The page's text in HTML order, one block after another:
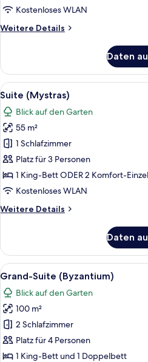
Kostenloses WLAN
Weitere Details
Weitere
Suite
(Executive)
Daten
Alle
Fotos
für
Suite
(Mystras)
anzeigen
13
Suite (Mystras)
Blick auf den Garten
55 m²
1 Schlafzimmer
Platz für 3 Personen
1 King-Bett ODER 2 Komfort-
Kostenloses WLAN
Weitere Details
Weitere
(Mystras)
Daten
Alle
Fotos
für
Grand-
Suite
(Byzantium)
anzeigen
14
Grand-Suite (Byzantium)
Blick auf den Garten
100 m²
2 Schlafzimmer
Platz für 4 Personen
1 King-Bett und 1 Doppelbett